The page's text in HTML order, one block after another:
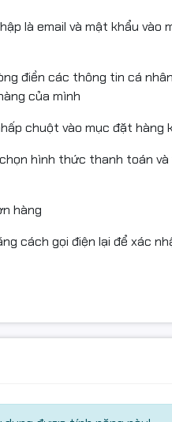
là email và mật khẩu vào
điền các thông tin cá
của mình
chuột vào mục đặt hàng
hình thức thanh toán
hàng
cách gọi điện lại để xác